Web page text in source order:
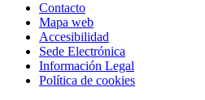
Contacto
Mapa web
Accesibilidad
Sede Electrónica
Información Legal
Política de cookies